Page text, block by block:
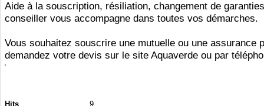
Aide à la souscription, résiliation, changement de
conseiller vous accompagne dans toutes vos démarches.
Vous souhaitez souscrire une mutuelle ou une assurance
demandez votre devis sur le site Aquaverde ou par
Hits
9